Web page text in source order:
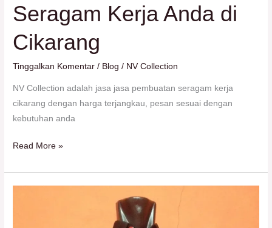
Seragam Kerja Anda di
Cikarang
Tinggalkan Komentar / Blog / NV Collection
NV Collection adalah jasa jasa pembuatan seragam kerja
cikarang dengan harga terjangkau, pesan sesuai dengan
kebutuhan anda
untuk
Seragam
Anda
di
Cikarang
Read More »